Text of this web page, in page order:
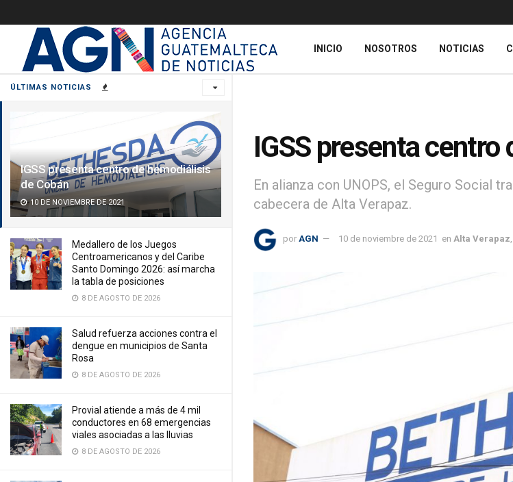
ÚLTIMAS NOTICIAS
IGSS presenta centro de hemodiálisis
de Cobán
10 DE NOVIEMBRE DE 2021
Medallero de los Juegos
Centroamericanos y del Caribe
Santo Domingo 2026: así marcha
la tabla de posiciones
8 DE AGOSTO DE 2026
Salud refuerza acciones contra el
dengue en municipios de Santa
Rosa
8 DE AGOSTO DE 2026
Provial atiende a más de 4 mil
conductores en 68 emergencias
viales asociadas a las lluvias
8 DE AGOSTO DE 2026
INICIO NOSOTROS NOTICIAS
IGSS presenta
En alianza con UNOPS, el Seguro Social
cabecera de Alta Verapaz.
por AGN 10 de noviembre de 2021 en Alta Verapaz